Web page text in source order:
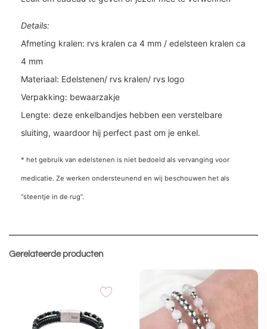
Details:
Afmeting kralen: rvs kralen ca 4 mm / edelsteen kralen ca
4 mm
Materiaal: Edelstenen/ rvs kralen/ rvs logo
Verpakking: bewaarzakje
Lengte: deze enkelbandjes hebben een verstelbare
sluiting, waardoor hij perfect past om je enkel.
* het gebruik van edelstenen is niet bedoeld als vervanging voor
medicatie. Ze werken ondersteunend en wij beschouwen het als
“steentje in de rug”.
Gerelateerde producten